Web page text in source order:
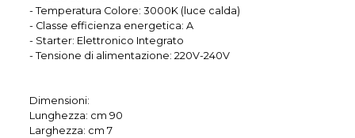
- Temperatura Colore: 3000K (luce calda)
- Classe efficienza energetica: A
- Starter: Elettronico Integrato
- Tensione di alimentazione: 220V-240V
Dimensioni:
Lunghezza: cm 90
Larghezza: cm 7